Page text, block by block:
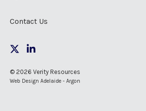
Contact Us
© 2026 Verity Resources
Web Design Adelaide - Argon